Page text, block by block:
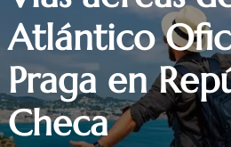
Atlántico
Praga en
Checa